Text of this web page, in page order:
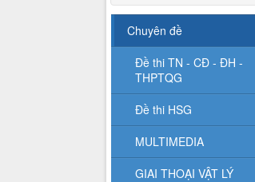
Chuyên đề
Đề thi TN - CĐ - ĐH -
THPTQG
Đề thi HSG
MULTIMEDIA
GIAI THOẠI VẬT LÝ